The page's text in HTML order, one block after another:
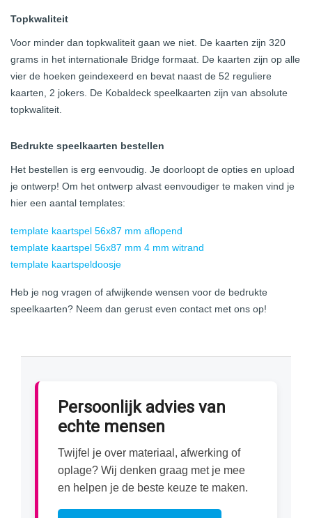
Topkwaliteit
Voor minder dan topkwaliteit gaan we niet. De kaarten zijn 320
grams in het internationale Bridge formaat. De kaarten zijn op alle
vier de hoeken geindexeerd en bevat naast de 52 reguliere
kaarten, 2 jokers. De Kobaldeck speelkaarten zijn van absolute
topkwaliteit.
Bedrukte speelkaarten bestellen
Het bestellen is erg eenvoudig. Je doorloopt de opties en upload
je ontwerp! Om het ontwerp alvast eenvoudiger te maken vind je
hier een aantal templates:
template kaartspel 56x87 mm aflopend
template kaartspel 56x87 mm 4 mm witrand
template kaartspeldoosje
Heb je nog vragen of afwijkende wensen voor de bedrukte
speelkaarten? Neem dan gerust even contact met ons op!
Persoonlijk advies van
echte mensen
Twijfel je over materiaal, afwerking of
oplage? Wij denken graag met je mee
en helpen je de beste keuze te maken.